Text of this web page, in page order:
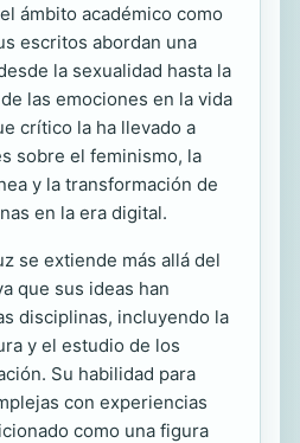
ámbito académico como
escritos abordan una
la sexualidad hasta la
las emociones en la vida
crítico la ha llevado a
sobre el feminismo, la
y la transformación de
en la era digital.
se extiende más allá del
que sus ideas han
disciplinas, incluyendo la
y el estudio de los
Su habilidad para
con experiencias
como una figura